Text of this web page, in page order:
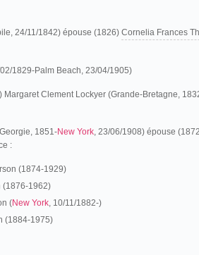
24/11/1842) épouse (1826) Cornelia Frances
1829-Palm Beach, 23/04/1905)
Margaret Clement Lockyer (Grande-Bretagne,
1851-New York, 23/06/1908) épouse
:
(1874-1929)
(1876-1962)
(New York, 10/11/1882-)
(1884-1975)